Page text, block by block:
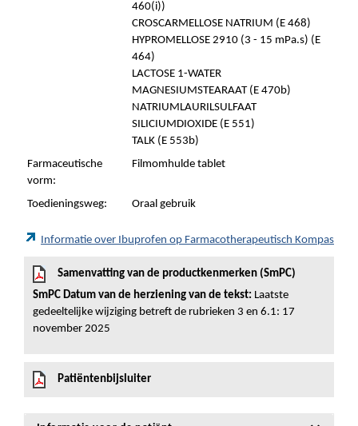
460(i))
CROSCARMELLOSE NATRIUM (E 468)
HYPROMELLOSE 2910 (3 - 15 mPa.s) (E
464)
LACTOSE 1-WATER
MAGNESIUMSTEARAAT (E 470b)
NATRIUMLAURILSULFAAT
SILICIUMDIOXIDE (E 551)
TALK (E 553b)
Farmaceutische
vorm:
Filmomhulde tablet
Toedieningsweg: Oraal gebruik
Informatie over Ibuprofen op Farmacotherapeutisch Kompas
Samenvatting van de productkenmerken (SmPC)
SmPC Datum van de herziening van de tekst: Laatste
gedeeltelijke wijziging betreft de rubrieken 3 en 6.1: 17
november 2025
Patiëntenbijsluiter